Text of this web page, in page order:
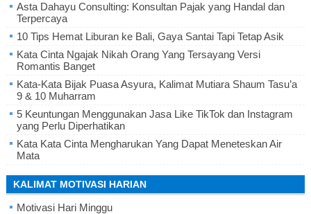
Asta Dahayu Consulting: Konsultan Pajak yang Handal dan
Terpercaya
10 Tips Hemat Liburan ke Bali, Gaya Santai Tapi Tetap Asik
Kata Cinta Ngajak Nikah Orang Yang Tersayang Versi
Romantis Banget
Kata-Kata Bijak Puasa Asyura, Kalimat Mutiara Shaum Tasu’a
9 & 10 Muharram
5 Keuntungan Menggunakan Jasa Like TikTok dan Instagram
yang Perlu Diperhatikan
Kata Kata Cinta Mengharukan Yang Dapat Meneteskan Air
Mata
KALIMAT MOTIVASI HARIAN
Motivasi Hari Minggu